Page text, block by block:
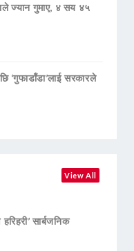
ज्यान गुमाए, ४ सय ४५
‘गुफाडाँडा’लाई सरकारले
View All
सार्बजनिक